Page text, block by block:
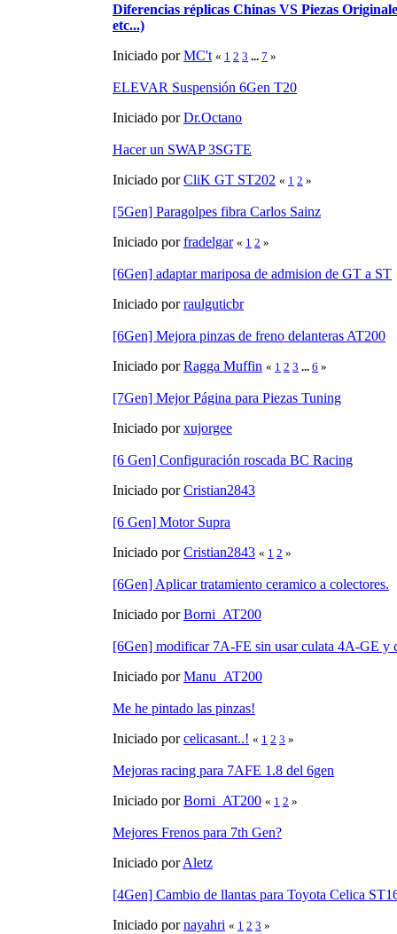
Diferencias réplicas Chinas VS Piezas
etc...)
Iniciado porMC't « 1 2 3 ... 7 »
ELEVAR Suspensión 6Gen T20
Iniciado porDr.Octano
Hacer un SWAP 3SGTE
Iniciado porCliK GT ST202 « 1 2 »
[5Gen] Paragolpes fibra Carlos Sainz
Iniciado porfradelgar « 1 2 »
[6Gen] adaptar mariposa de admision de GT a ST
Iniciado porraulguticbr
[6Gen] Mejora pinzas de freno delanteras AT200
Iniciado porRagga Muffin « 1 2 3 ... 6 »
[7Gen] Mejor Página para Piezas Tuning
Iniciado porxujorgee
[6 Gen] Configuración roscada BC Racing
Iniciado porCristian2843
[6 Gen] Motor Supra
Iniciado porCristian2843 « 1 2 »
[6Gen] Aplicar tratamiento ceramico a colectores.
Iniciado porBorni_AT200
[6Gen] modificar 7A-FE sin usar culata 4A-GE y
Iniciado porManu_AT200
Me he pintado las pinzas!
Iniciado porcelicasant..! « 1 2 3 »
Mejoras racing para 7AFE 1.8 del 6gen
Iniciado porBorni_AT200 « 1 2 »
Mejores Frenos para 7th Gen?
Iniciado porAletz
[4Gen] Cambio de llantas para Toyota Celica
Iniciado pornayahri « 1 2 3 »